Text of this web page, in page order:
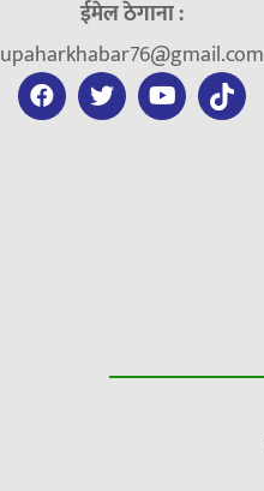
ईमेल ठेगाना :
upaharkhabar76@gmail.com